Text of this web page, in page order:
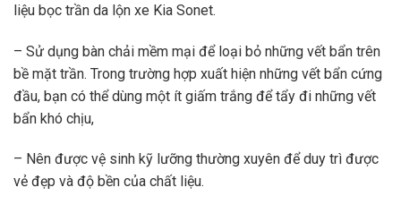
liệu bọc trần da lộn xe Kia Sonet.
– Sử dụng bàn chải mềm mại để loại bỏ những vết bẩn trên
bề mặt trần. Trong trường hợp xuất hiện những vết bẩn cứng
đầu, bạn có thể dùng một ít giấm trắng để tẩy đi những vết
bẩn khó chịu,
– Nên được vệ sinh kỹ lưỡng thường xuyên để duy trì được
vẻ đẹp và độ bền của chất liệu.